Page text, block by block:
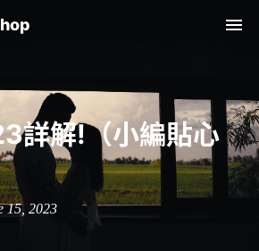
詳解!（小編貼心
15, 2023